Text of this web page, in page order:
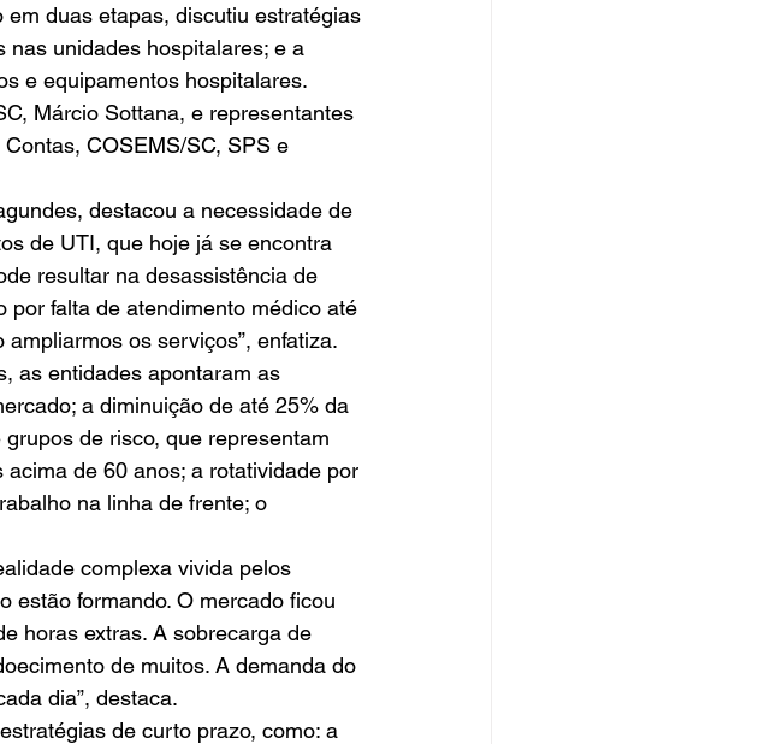
duas etapas, discutiu estratégias
nas unidades hospitalares; e a
e equipamentos hospitalares.
Márcio Sottana, e representantes
COSEMS/SC, SPS e
destacou a necessidade de
de UTI, que hoje já se encontra
resultar na desassistência de
por falta de atendimento médico até
os serviços”, enfatiza.
as entidades apontaram as
a diminuição de até 25% da
de risco, que representam
de 60 anos; a rotatividade por
na linha de frente; o
complexa vivida pelos
estão formando. O mercado ficou
horas extras. A sobrecarga de
de muitos. A demanda do
dia”, destaca.
de curto prazo, como: a